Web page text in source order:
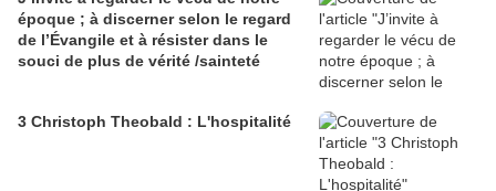
époque ; à discerner selon le regard
de l’Évangile et à résister dans le
souci de plus de vérité /sainteté
3 Christoph Theobald : L'hospitalité